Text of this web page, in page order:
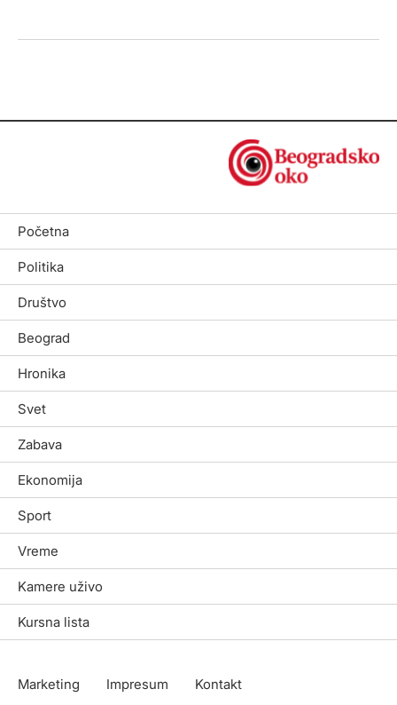
Početna
Politika
Društvo
Beograd
Hronika
Svet
Zabava
Ekonomija
Sport
Vreme
Kamere uživo
Kursna lista
Marketing Impresum Kontakt